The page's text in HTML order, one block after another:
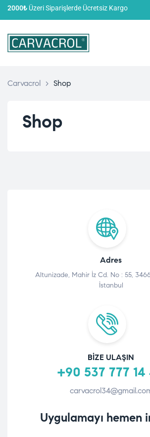
2000₺ Üzeri Siparişlerde Ücretsiz Kargo
Carvacrol > Shop
Shop
Adres
Altunizade, Mahir İz Cd. No : 55,
İstanbul
BIZE ULAŞIN
+90 537 777 14
Uygulamayı hemen